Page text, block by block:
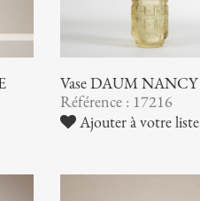
Vase DAUM NANCY
Référence : 17216
Ajouter à votre liste